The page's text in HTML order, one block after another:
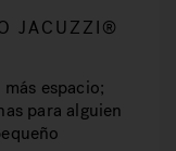
JACUZZI®
espacio;
para alguien